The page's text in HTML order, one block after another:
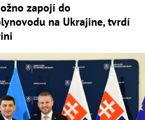
zapojí do
na Ukrajine, tvrdí